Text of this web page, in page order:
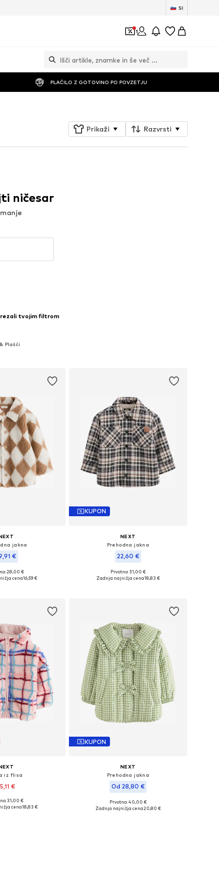
SI
1
PLAČILO Z GOTOVINO PO POVZETJU
Prikaži Razvrsti
ničesar
tvojim filtrom
Plašči
jakna
€
velikosti: 104
28,00 €
cena16,59 €
KUPON
NEXT
Prehodna jakna
22,60 €
Razpoložljive velikosti: 80
Prvotno: 31,00 €
Zadnja najnižja cena18,83 €
iz flisa
€
velikosti: 116
31,00 €
cena18,83 €
KUPON
NEXT
Prehodna jakna
Od 28,80 €
Razpoložljive velikosti: 116, 122
Prvotno: 40,00 €
Zadnja najnižja cena20,80 €